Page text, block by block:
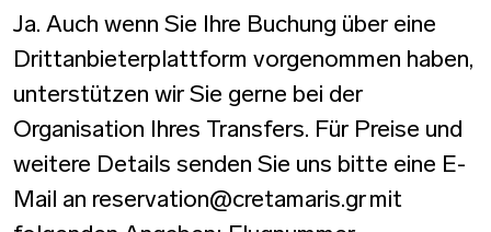
Ja. Auch wenn Sie Ihre Buchung über eine
Drittanbieterplattform vorgenommen haben,
unterstützen wir Sie gerne bei der
Organisation Ihres Transfers. Für Preise und
weitere Details senden Sie uns bitte eine E-
Mail an reservation@cretamaris.gr mit